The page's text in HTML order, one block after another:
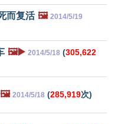
而复活 🖼️ 2014/5/19
🖼️▶️ 2014/5/18 (305,622
🖼️ 2014/5/18 (285,919次)